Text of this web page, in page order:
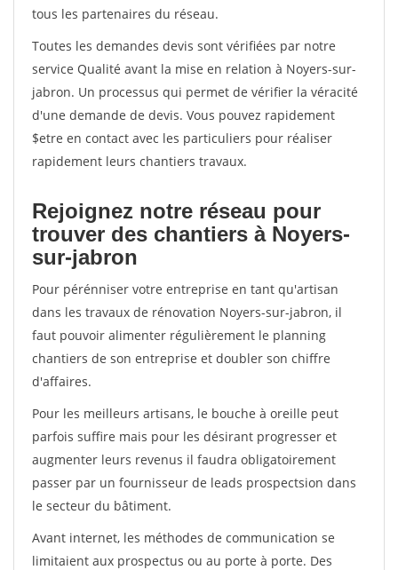
tous les partenaires du réseau.
Toutes les demandes devis sont vérifiées par notre
service Qualité avant la mise en relation à Noyers-sur-
jabron. Un processus qui permet de vérifier la véracité
d'une demande de devis. Vous pouvez rapidement
$etre en contact avec les particuliers pour réaliser
rapidement leurs chantiers travaux.
Rejoignez notre réseau pour
trouver des chantiers à Noyers-
sur-jabron
Pour pérénniser votre entreprise en tant qu'artisan
dans les travaux de rénovation Noyers-sur-jabron, il
faut pouvoir alimenter régulièrement le planning
chantiers de son entreprise et doubler son chiffre
d'affaires.
Pour les meilleurs artisans, le bouche à oreille peut
parfois suffire mais pour les désirant progresser et
augmenter leurs revenus il faudra obligatoirement
passer par un fournisseur de leads prospectsion dans
le secteur du bâtiment.
Avant internet, les méthodes de communication se
limitaient aux prospectus ou au porte à porte. Des